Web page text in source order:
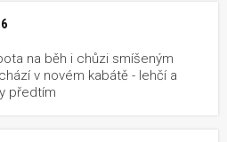
na běh i chůzi smíšeným
v novém kabátě - lehčí a
předtím